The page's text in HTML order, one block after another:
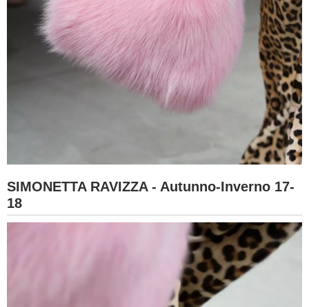
SIMONETTA RAVIZZA - Autunno-Inverno 17-
18